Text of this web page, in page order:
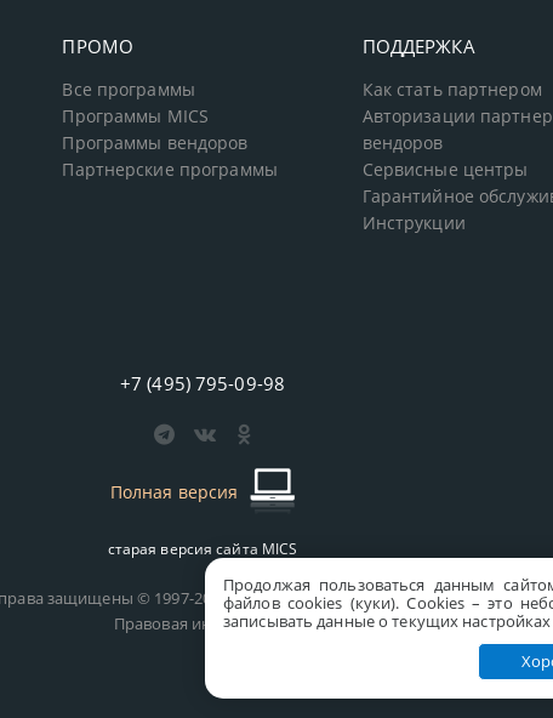
Продолжая пользоваться данным
файлов cookies (куки). Сookies – это
записывать данные о текущих
ПРОМО
Все программы
Программы MICS
Программы вендоров
Партнерские программы
ПОДДЕРЖКА
Как стать партнером
Авторизации
вендоров
Сервисные центры
Гарантийное
Инструкции
+7 (495) 795-09-98
Полная версия
старая версия сайта MICS
защищены © 1997-2026 MICS Distribution Company
Правовая информация